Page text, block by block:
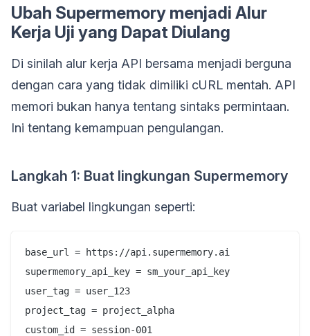
Ubah Supermemory menjadi Alur
Kerja Uji yang Dapat Diulang
Di sinilah alur kerja API bersama menjadi berguna
dengan cara yang tidak dimiliki cURL mentah. API
memori bukan hanya tentang sintaks permintaan.
Ini tentang kemampuan pengulangan.
Langkah 1: Buat lingkungan Supermemory
Buat variabel lingkungan seperti:
base_url = https://api.supermemory.ai
supermemory_api_key = sm_your_api_key
user_tag = user_123
project_tag = project_alpha